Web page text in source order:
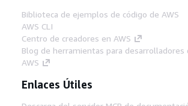
Biblioteca de ejemplos de código de AWS
AWS CLI
Centro de creadores en AWS
Blog de herramientas para desarrolladores
AWS
Enlaces Útiles